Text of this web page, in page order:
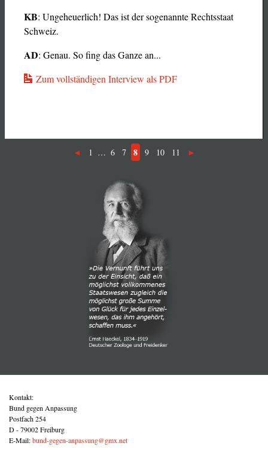
KB: Ungeheuerlich! Das ist der sogenannte Rechtsstaat
Schweiz.
AD: Genau. So fing das Ganze an...
Zum vollständigen Interview als PDF
1 … 6 7 8 9 10 11
Kontakt:
Bund gegen Anpassung
Postfach 254
D - 79002 Freiburg
E-Mail:bund-gegen-anpassung@gmx.net